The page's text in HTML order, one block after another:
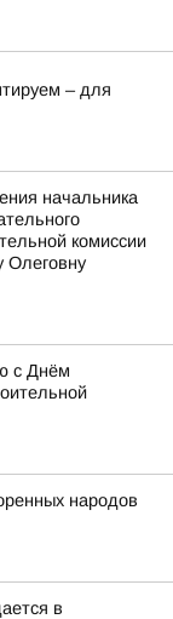
– для
начальника
комиссии
Олеговну
с Днём
народов
в